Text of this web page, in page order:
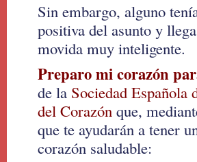
Sin embargo, alguno
positiva del asunto y
movida muy inteligente.
Preparo mi corazón
de la Sociedad Española
del Corazón que,
que te ayudarán a tener
corazón saludable: